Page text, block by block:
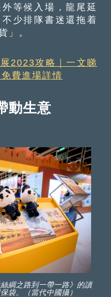
等候入場，龍尾延
少排隊書迷還拖着
」。
2023攻略｜一文睇
費進場詳情
動生意
綢之路到一帶一路》的讀
袋。（當代中國攝）